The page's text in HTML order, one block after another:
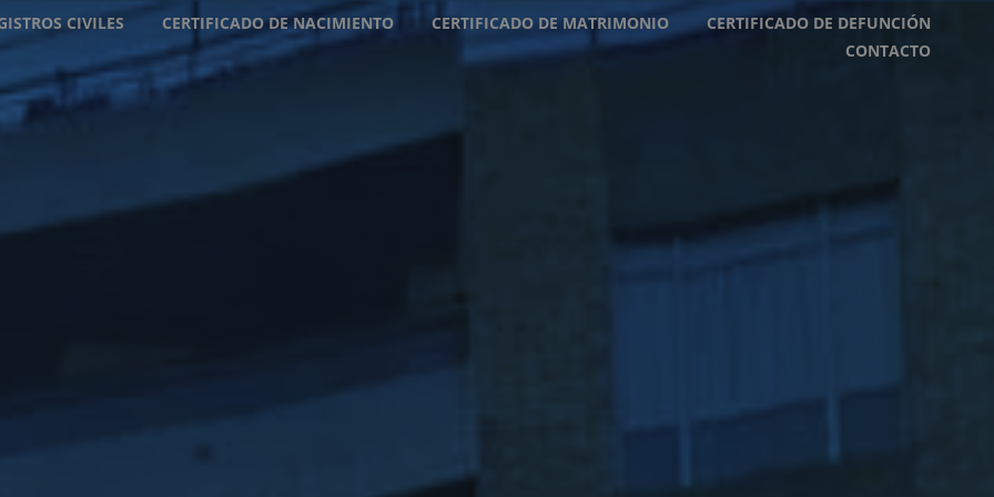
CIVILES CERTIFICADO DE NACIMIENTO CERTIFICADO DE MATRIMONIO
CERTIFICADO DE DEFUNCIÓN
CONTACTO